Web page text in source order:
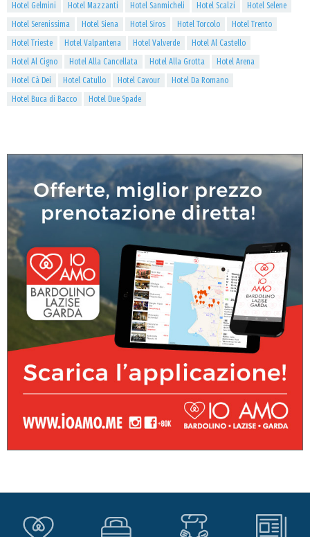
Hotel Gelmini
Hotel Mazzanti Hotel Sanmicheli Hotel Scalzi
Hotel Selene
Hotel Serenissima
Hotel Siena Hotel Siros Hotel Torcolo
Hotel Trento
Hotel Trieste
Hotel Valpantena Hotel Valverde
Hotel Al Castello
Hotel Al Cigno
Hotel Alla Cancellata Hotel Alla Grotta
Hotel Arena
Hotel Cà Dei
Hotel Catullo Hotel Cavour
Hotel Da Romano
Hotel Buca di Bacco
Hotel Due Spade